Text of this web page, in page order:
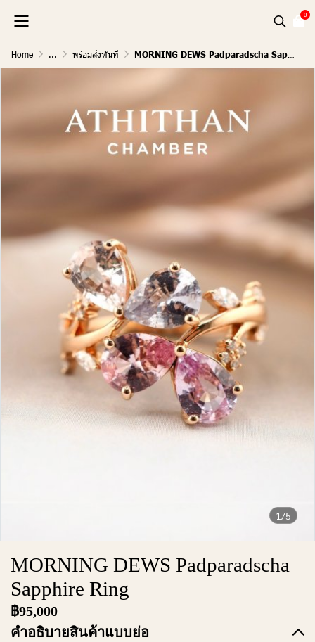
0
Home ... พร้อมส่งทันที MORNING DEWS Padparadscha Sapphire Ring
1/5
MORNING DEWS Padparadscha
Sapphire Ring
฿95,000
คำอธิบายสินค้าแบบย่อ